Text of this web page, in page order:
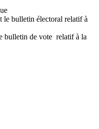
le bulletin électoral relatif à
bulletin de vote relatif à la